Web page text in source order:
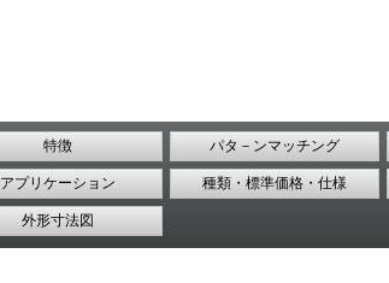
特徴 パタ－ンマッチング
アプリケーション 種類・標準価格・仕様
外形寸法図